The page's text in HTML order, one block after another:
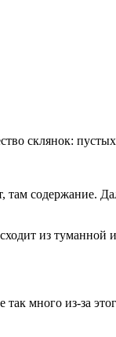
склянок:
там содержание.
из туманной
много из-за